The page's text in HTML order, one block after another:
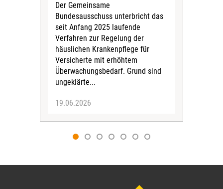
Der Gemeinsame
Bundesausschuss unterbricht das
seit Anfang 2025 laufende
Verfahren zur Regelung der
häuslichen Krankenpflege für
Versicherte mit erhöhtem
Überwachungsbedarf. Grund sind
ungeklärte...
19.06.2026